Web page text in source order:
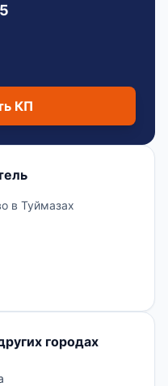
КП
в Туймазах
городах